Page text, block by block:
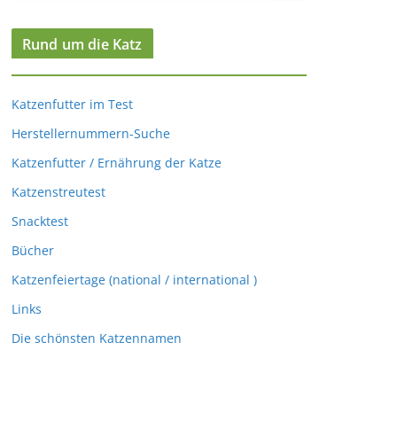
Rund um die Katz
Katzenfutter im Test
Herstellernummern-Suche
Katzenfutter / Ernährung der Katze
Katzenstreutest
Snacktest
Bücher
Katzenfeiertage (national / international )
Links
Die schönsten Katzennamen